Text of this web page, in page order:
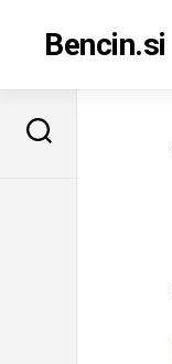
contentBencin.si